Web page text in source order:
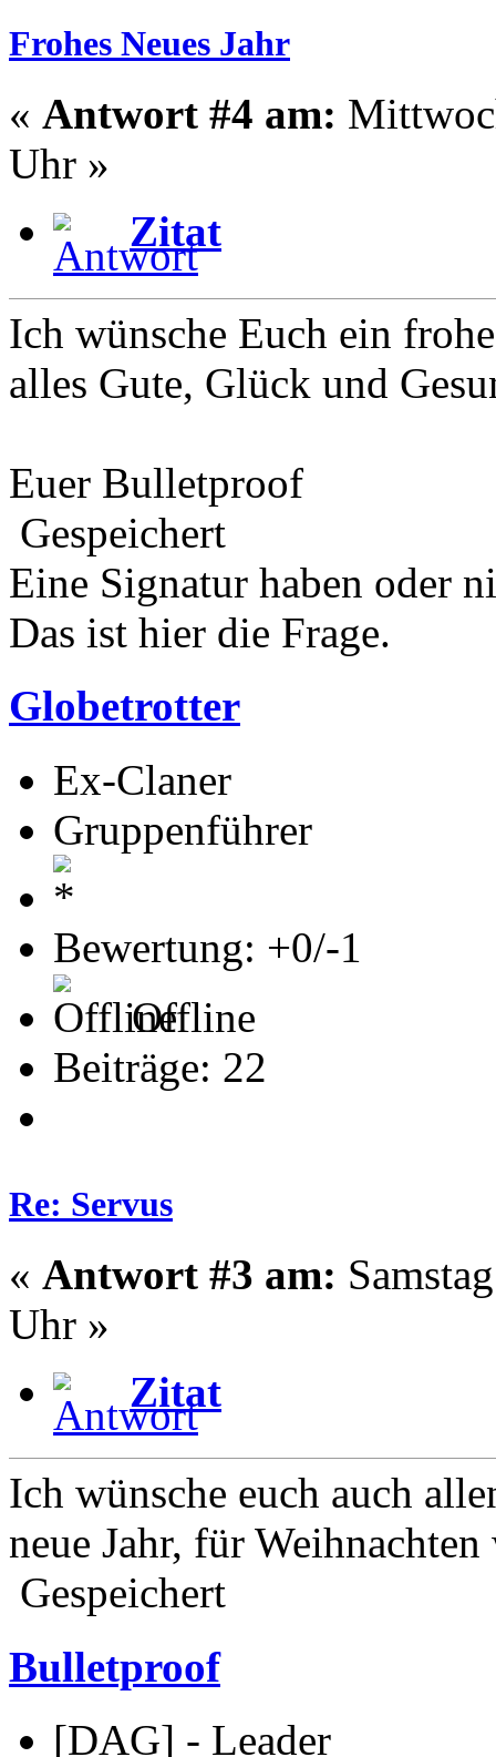
Frohes Neues Jahr
« Antwort #4 am:
Uhr »
Zitat
Ich wünsche Euch ein
alles Gute, Glück und
Euer Bulletproof
Gespeichert
Eine Signatur haben oder
Das ist hier die Frage.
Globetrotter
Ex-Claner
Gruppenführer
Bewertung: +0/-1
Offline
Beiträge: 22
Re: Servus
« Antwort #3 am:
Uhr »
Zitat
Ich wünsche euch auch
neue Jahr, für
Gespeichert
Bulletproof
[DAG] - Leader